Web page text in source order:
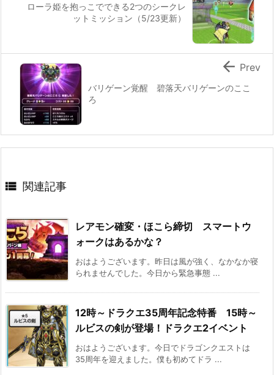
ローラ姫を抱っこでできる2つのシークレ
ットミッション（5/23更新）
バリゲーン覚醒 碧落天バリゲーンのここ
ろ
 Prev
 関連記事
レアモン確変・ほこら締切 スマートウ
ォークはあるかな？
おはようございます。昨日は風が強く、なかなか寝
られませんでした。今日から緊急事態 ...
12時～ドラクエ35周年記念特番 15時～
ルビスの剣が登場！ドラクエ2イベント
おはようございます。今日でドラゴンクエストは
35周年を迎えました。僕も初めてドラ ...